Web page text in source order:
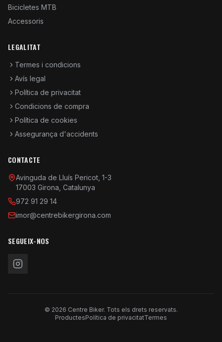
Bicicletes MTB
Accessoris
LEGALITAT
Termes i condicions
Avís legal
Política de privacitat
Condicions de compra
Política de cookies
Assegurança d'accidents
CONTACTE
Avinguda de Lluís Pericot, 1-3
17003 Girona, Catalunya
972 91 29 14
imor@centrebikergirona.com
SEGUEIX-NOS
© 2026 Centre Biker. Tots els drets reservats.
ProductesPolítica de privacitatTermes